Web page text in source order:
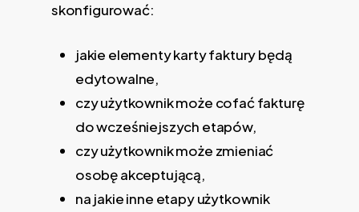
skonfigurować:
jakie elementy karty faktury będą
edytowalne,
czy użytkownik może cofać fakturę
do wcześniejszych etapów,
czy użytkownik może zmieniać
osobę akceptującą,
na jakie inne etapy użytkownik